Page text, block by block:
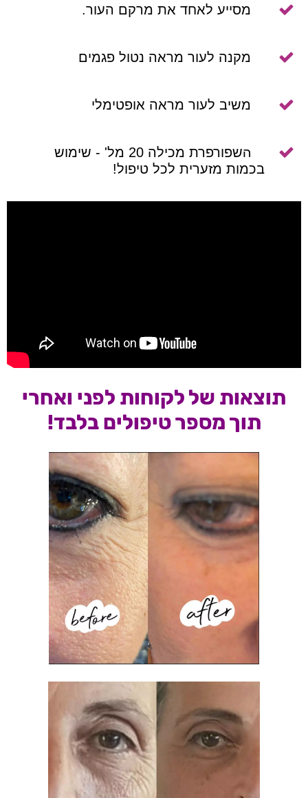
 מסייע לאחד את מרקם העור.
 מקנה לעור מראה נטול פגמים
 משיב לעור מראה אופטימלי
 ה
שפורפרת מכילה 20 מל' - שימוש
בכמות מזערית לכל טיפול!
תוצאות של לקוחות לפני ואחרי
תוך מספר טיפולים בלבד!